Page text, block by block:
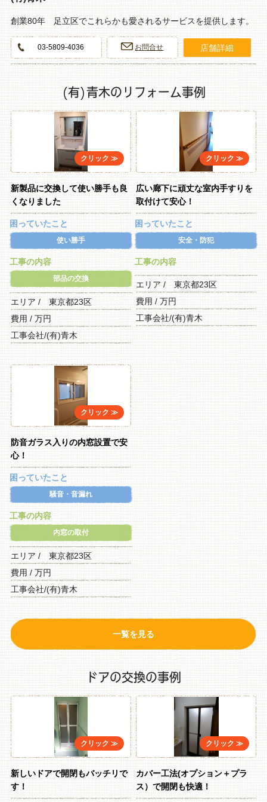
創業80年 足立区でこれらかも愛されるサービスを提供します。
03-5809-4036 お問合せ 店舗詳細
(有)青木のリフォーム事例
新製品に交換して使い勝手も良
くなりました
困っていたこと
使い勝手
工事の内容
部品の交換
エリア / 東京都23区
費用 / 万円
工事会社/(有)青木
広い廊下に頑丈な室内手すりを
取付けて安心！
困っていたこと
安全・防犯
工事の内容
エリア / 東京都23区
費用 / 万円
工事会社/(有)青木
防音ガラス入りの内窓設置で安
心！
困っていたこと
騒音・音漏れ
工事の内容
内窓の取付
エリア / 東京都23区
費用 / 万円
工事会社/(有)青木
一覧を見る
ドアの交換の事例
新しいドアで開閉もバッチリで
す！
カバー工法(オプション＋プラ
ス）で開閉も快適！